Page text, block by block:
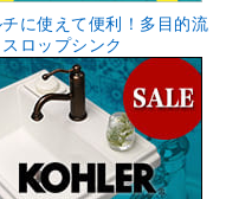
に使えて便利！多目的流
スロップシンク